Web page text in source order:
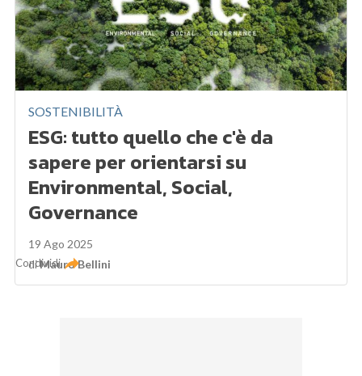
SOSTENIBILITÀ
ESG: tutto quello che c'è da
sapere per orientarsi su
Environmental, Social,
Governance
19 Ago 2025
diMauro Bellini
Condividi